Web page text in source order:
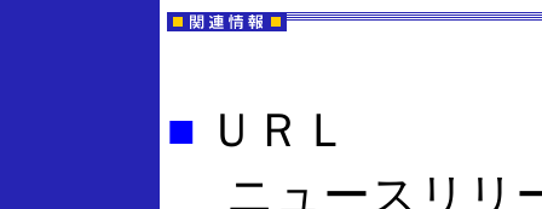
■ ＵＲＬ
ニュースリリ